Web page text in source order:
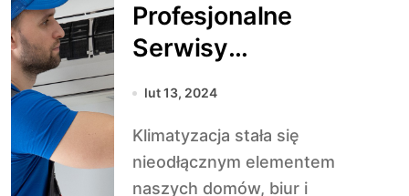
Profesjonalne
Serwisy
Klimatyzacji:
i Efektywności
Energetycznej
lut 13, 2024
Klimatyzacja stała się
nieodłącznym elementem
naszych domów, biur i